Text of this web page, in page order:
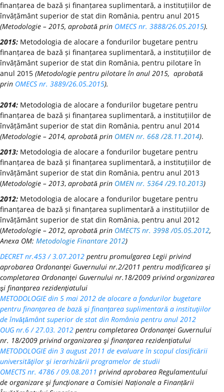
finanțarea de bază și finanțarea suplimentară, a instituțiilor de
învățământ superior de stat din România, pentru anul 2015
(Metodologie – 2015, aprobată prin OMECS nr. 3888/26.05.2015).
2015: Metodologia de alocare a fondurilor bugetare pentru
finanțarea de bază și finanțarea suplimentară, a instituțiilor de
învățământ superior de stat din România, pentru pilotare în
anul 2015 (Metodologie pentru pilotare în anul 2015, aprobată
prin OMECS nr. 3889/26.05.2015).
2014: Metodologia de alocare a fondurilor bugetare pentru
finanțarea de bază și finanțarea suplimentară, a instituțiilor de
învățământ superior de stat din România, pentru anul 2014
(Metodologie – 2014, aprobată prin OMEN nr. 668 /28.11.2014).
2013: Metodologia de alocare a fondurilor bugetare pentru
finanțarea de bază și finanțarea suplimentară, a instituțiilor de
învățământ superior de stat din România, pentru anul 2013
(Metodologie – 2013, aprobată prin OMEN nr. 5364 /29.10.2013)
2012: Metodologia de alocare a fondurilor bugetare pentru
finanțarea de bază și finanțarea suplimentară a instituțiilor de
învățământ superior de stat din România, pentru anul 2012
(Metodologie – 2012, aprobată prin OMECTS nr. 3998 /05.05.2012,
Anexa OM: Metodologie Finantare 2012)
DECRET nr.453 / 3.07.2012 pentru promulgarea Legii privind
aprobarea Ordonanţei Guvernului nr.2/2011 pentru modificarea şi
completarea Ordonanţei Guvernului nr.18/2009 privind organizarea
şi finanţarea rezidenţiatului
METODOLOGIE din 5 mai 2012 de alocare a fondurilor bugetare
pentru finanţarea de bază şi finanţarea suplimentară a instituţiilor
de învăţământ superior de stat din România pentru anul 2012
OUG nr.6 / 27.03. 2012 pentru completarea Ordonanţei Guvernului
nr. 18/2009 privind organizarea şi finanţarea rezidenţiatului
METODOLOGIE din 3 august 2011 de evaluare în scopul clasificării
universităţilor şi ierarhizării programelor de studii
OMECTS nr. 4786 / 09.08.2011 privind aprobarea Regulamentului
de organizare şi funcţionare a Comisiei Naționale a Finanțării